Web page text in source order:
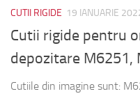
CUTII RIGIDE 19 IANUARIE
Cutii rigide pentru
depozitare M6251,
Cutiile din imagine sunt: